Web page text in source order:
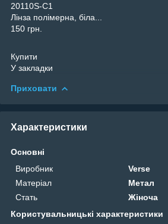
20110S-C1
Лінза полімерна, біла...
150 грн.
Купити
У закладки
Приховати
Характеристики
Основні
Виробник
Verse
Матеріал
Метал
Стать
Жіноча
Користувальницькі характеристики